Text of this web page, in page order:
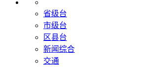
省级台
市级台
区县台
新闻综合
交通